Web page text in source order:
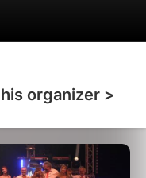
organizer >